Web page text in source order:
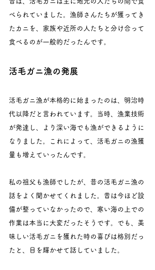
べられていました。漁師さんたちが獲ってき
たカニを、家族や近所の人たちと分け合って
食べるのが一般的だったんです。
活毛ガニ漁の発展
活毛ガニ漁が本格的に始まったのは、明治時
代以降だと言われています。当時、漁業技術
が発達し、より深い海でも漁ができるように
なりました。これによって、活毛ガニの漁獲
量も増えていったんです。
私の祖父も漁師でしたが、昔の活毛ガニ漁の
話をよく聞かせてくれました。昔は今ほど設
備が整っていなかったので、寒い海の上での
作業は本当に大変だったそうです。でも、美
味しい活毛ガニを獲れた時の喜びは格別だっ
たと、目を輝かせて話していました。